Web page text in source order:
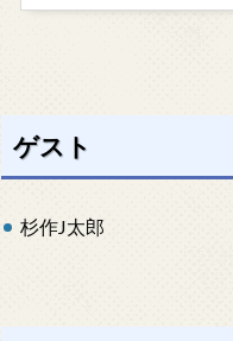
ゲスト
杉作J太郎